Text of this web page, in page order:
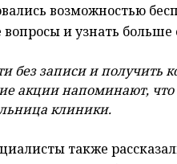
возможностью
и узнать
без записи и получить
акции напоминают, что
клиники.
также